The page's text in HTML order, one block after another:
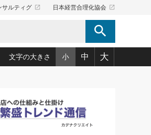
サルティグ launch 日本経営合理化協会 launch
search
(127)
ニュース(100)
文字の大きさ 小 中 大